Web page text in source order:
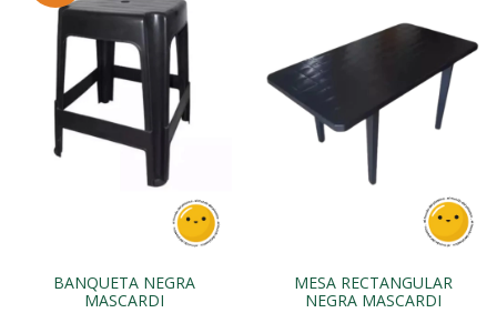
BANQUETA NEGRA
MASCARDI
MESA RECTANGULAR
NEGRA MASCARDI